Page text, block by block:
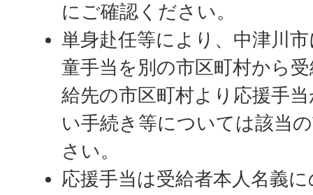
にご確認ください。
単身赴任等により、中津川
童手当を別の市区町村から
給先の市区町村より応援手
い手続き等については該当
さい。
応援手当は受給者本人名義